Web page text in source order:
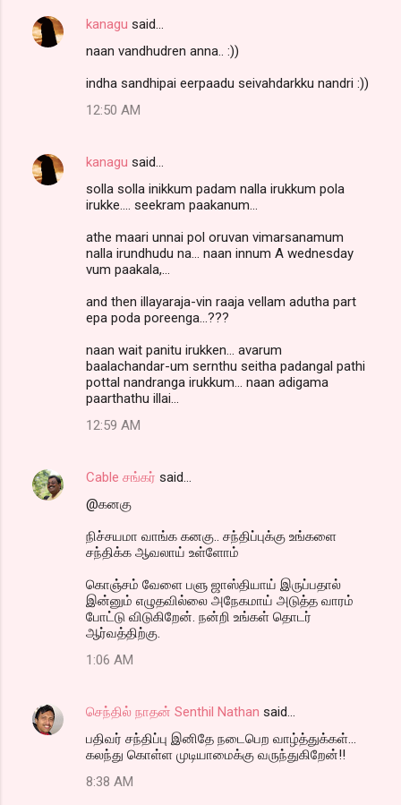
kanagu said…
naan vandhudren anna.. :))
indha sandhipai eerpaadu seivahdarkku nandri :))
12:50 AM
kanagu said…
solla solla inikkum padam nalla irukkum pola
irukke.... seekram paakanum...
athe maari unnai pol oruvan vimarsanamum
nalla irundhudu na... naan innum A wednesday
vum paakala,...
and then illayaraja-vin raaja vellam adutha part
epa poda poreenga...???
naan wait panitu irukken... avarum
baalachandar-um sernthu seitha padangal pathi
pottal nandranga irukkum... naan adigama
paarthathu illai...
12:59 AM
Cable சங்கர் said…
@கனகு
நிச்சயமா வாங்க கனகு.. சந்திப்புக்கு உங்களை
சந்திக்க ஆவலாய் உள்ளோம்
கொஞ்சம் வேளை பளு ஜாஸ்தியாய் இருப்பதால்
இன்னும் எழுதவில்லை அநேகமாய் அடுத்த வாரம்
போட்டு விடுகிறேன். நன்றி உங்கள் தொடர்
ஆர்வத்திற்கு.
1:06 AM
செந்தில் நாதன் Senthil Nathan said…
பதிவர் சந்திப்பு இனிதே நடைபெற வாழ்த்துக்கள்...
கலந்து கொள்ள முடியாமைக்கு வருந்துகிறேன்!!
8:38 AM